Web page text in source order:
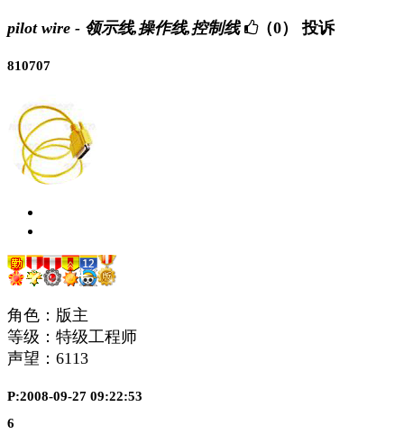
pilot wire - 领示线,操作线,控制线 （0） 投诉
810707
角色：版主
等级：特级工程师
声望： 6113
P:2008-09-27 09:22:53
6